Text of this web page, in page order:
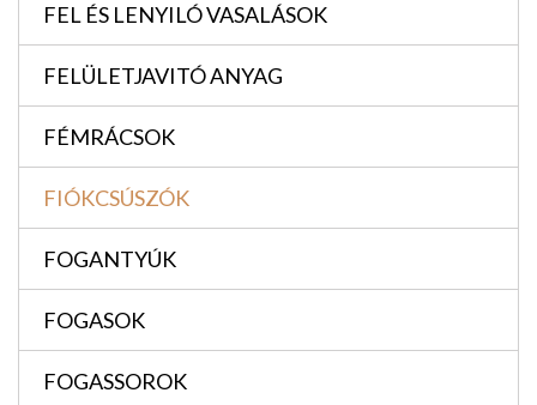
FEL ÉS LENYILÓ VASALÁSOK
FELÜLETJAVITÓ ANYAG
FÉMRÁCSOK
FIÓKCSÚSZÓK
FOGANTYÚK
FOGASOK
FOGASSOROK